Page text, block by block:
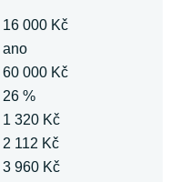
16 000 Kč
ano
60 000 Kč
26 %
1 320 Kč
2 112 Kč
3 960 Kč